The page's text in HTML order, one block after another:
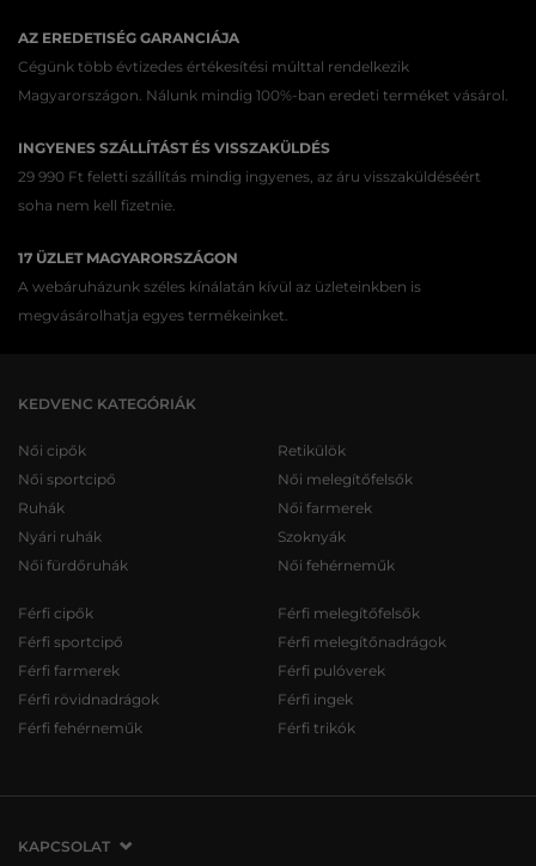
AZ EREDETISÉG GARANCIÁJA
Cégünk több évtizedes értékesítési múlttal rendelkezik
Magyarországon. Nálunk mindig 100%-ban eredeti terméket vásárol.
INGYENES SZÁLLÍTÁST ÉS VISSZAKÜLDÉS
29 990 Ft feletti szállítás mindig ingyenes, az áru visszaküldéséért
soha nem kell fizetnie.
17 ÜZLET MAGYARORSZÁGON
A webáruházunk széles kínálatán kívül az üzleteinkben is
megvásárolhatja egyes termékeinket.
KEDVENC KATEGÓRIÁK
Női cipők
Női sportcipő
Ruhák
Nyári ruhák
Női fürdőruhák
Retikülök
Női melegítőfelsők
Női farmerek
Szoknyák
Női fehérneműk
Férfi cipők
Férfi sportcipő
Férfi farmerek
Férfi rövidnadrágok
Férfi fehérneműk
Férfi melegítőfelsők
Férfi melegítőnadrágok
Férfi pulóverek
Férfi ingek
Férfi trikók
KAPCSOLAT